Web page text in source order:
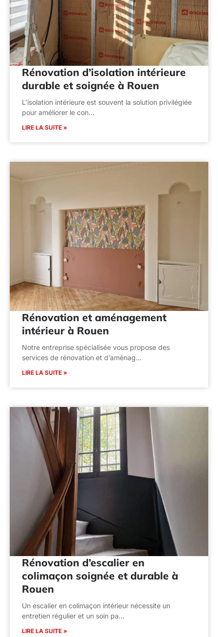
Rénovation d’isolation intérieure
durable et soignée à Rouen
L’isolation intérieure est souvent la solution privilégiée
pour améliorer le con…
LIRE LA SUITE »
Rénovation et aménagement
intérieur à Rouen
Notre entreprise spécialisée vous propose des
services de rénovation et d’aménag…
LIRE LA SUITE »
Rénovation d’escalier en
colimaçon soignée et durable à
Rouen
Un escalier en colimaçon intérieur nécessite un
entretien régulier et un soin pa…
LIRE LA SUITE »